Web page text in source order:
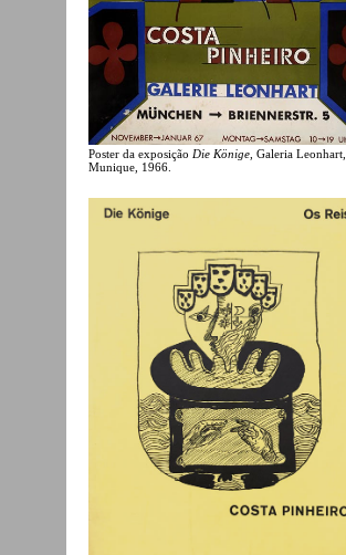
Poster da exposição Die Könige, Galeria Leonhart,
Munique, 1966.